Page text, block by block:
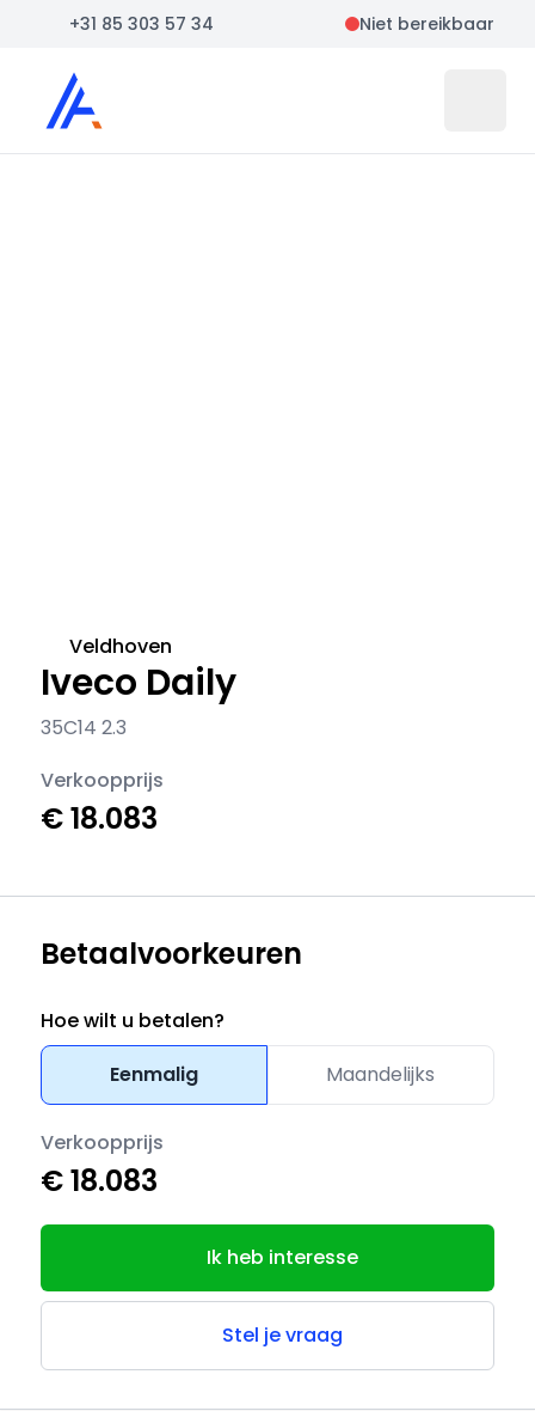
+31 85 303 57 34 Niet bereikbaar
Auto Atlas
Iveco Daily
35C14 2.3
Veldhoven
Verkoopprijs
€ 18.083
Betaalvoorkeuren
Hoe wilt u betalen?
Eenmalig
Maandelijks
Verkoopprijs
€ 18.083
Ik heb interesse
Stel je vraag